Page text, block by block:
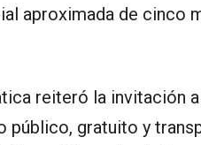
aproximada de cinco
reiteró la invitación
público, gratuito y